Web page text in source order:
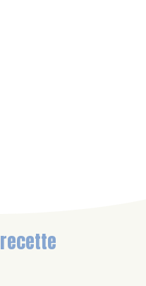
recette